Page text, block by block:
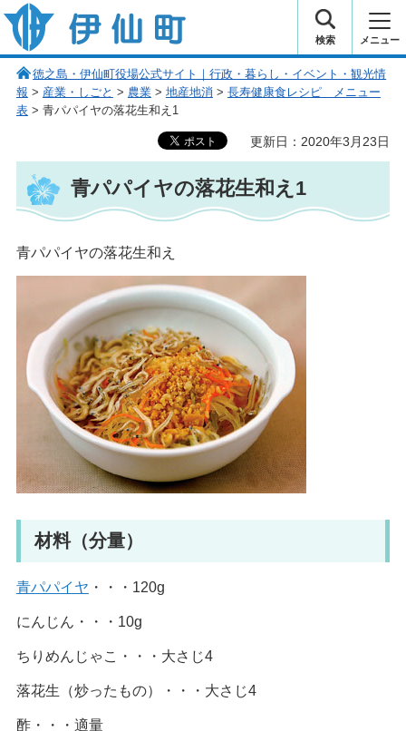
伊仙町 健康・長寿と子宝の町
検索 メニュー
徳之島・伊仙町役場公式サイト｜行政・暮らし・イベント・観光情
報 > 産業・しごと > 農業> 地産地消 > 長寿健康食レシピ メニュー
表> 青パパイヤの落花生和え1
更新日：2020年3月23日
青パパイヤの落花生和え1
青パパイヤの落花生和え
材料（分量）
青パパイヤ ・・・120g
にんじん・・・10g
ちりめんじゃこ・・・大さじ4
落花生（炒ったもの）・・・大さじ4
酢・・・適量